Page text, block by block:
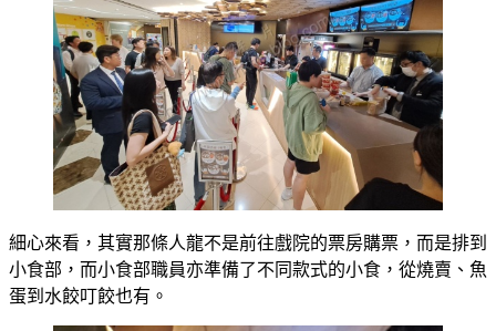
細心來看，其實那條人龍不是前往戲院的票房購票，而是排到
小食部，而小食部職員亦準備了不同款式的小食，從燒賣、魚
蛋到水餃叮餃也有。